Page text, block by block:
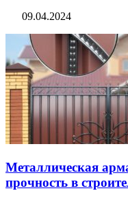
09.04.2024
Металлическая
прочность в